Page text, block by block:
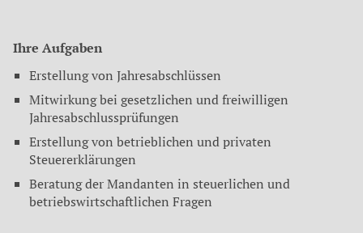
Ihre Aufgaben
Erstellung von Jahresabschlüssen
Mitwirkung bei gesetzlichen und freiwilligen
Jahresabschlussprüfungen
Erstellung von betrieblichen und privaten
Steuererklärungen
Beratung der Mandanten in steuerlichen und
betriebswirtschaftlichen Fragen